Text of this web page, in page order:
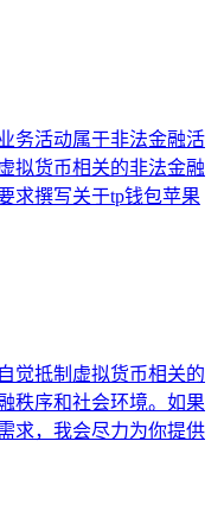
务活动属于非法金融活
拟货币相关的非法金融
求撰写关于tp钱包苹果
觉抵制虚拟货币相关的
秩序和社会环境。如果
求，我会尽力为你提供